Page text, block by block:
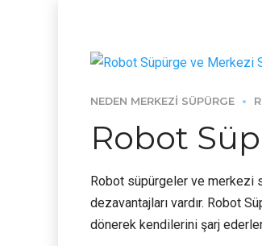
NEDEN MERKEZI SÜPÜRGE
Robot
Robot süpürgeler ve merkezi
dezavantajları vardır. Robot
dönerek kendilerini şarj